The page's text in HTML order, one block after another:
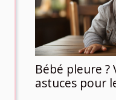
Bébé pleure ?
astuces pour